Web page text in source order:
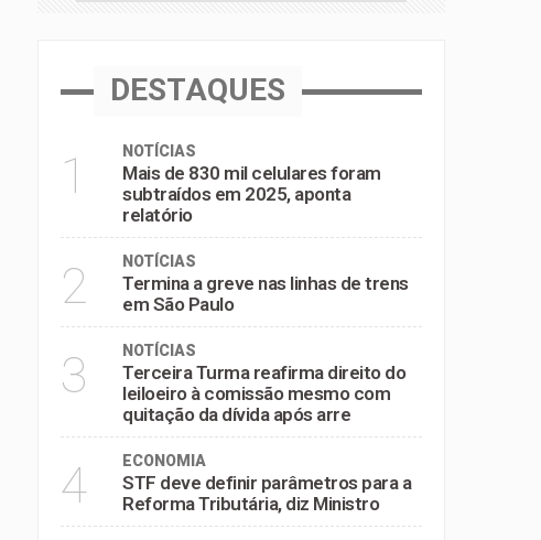
DESTAQUES
1 NOTÍCIAS
Mais de 830 mil celulares foram
subtraídos em 2025, aponta
relatório
2 NOTÍCIAS
Termina a greve nas linhas de trens
em São Paulo
3 NOTÍCIAS
Terceira Turma reafirma direito do
leiloeiro à comissão mesmo com
quitação da dívida após arre
4 ECONOMIA
STF deve definir parâmetros para a
Reforma Tributária, diz Ministro